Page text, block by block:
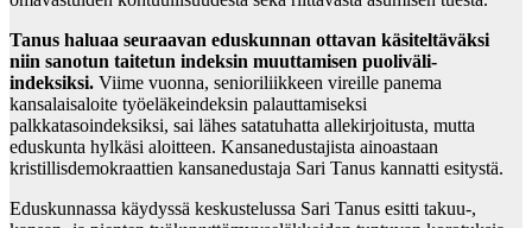
Tanus haluaa seuraavan eduskunnan ottavan käsiteltäväksi
niin sanotun taitetun indeksin muuttamisen puoliväli-
indeksiksi. Viime vuonna, senioriliikkeen vireille panema
kansalaisaloite työeläkeindeksin palauttamiseksi
palkkatasoindeksiksi, sai lähes satatuhatta allekirjoitusta, mutta
eduskunta hylkäsi aloitteen. Kansanedustajista ainoastaan
kristillisdemokraattien kansanedustaja Sari Tanus kannatti esitystä.
Eduskunnassa käydyssä keskustelussa Sari Tanus esitti takuu-,